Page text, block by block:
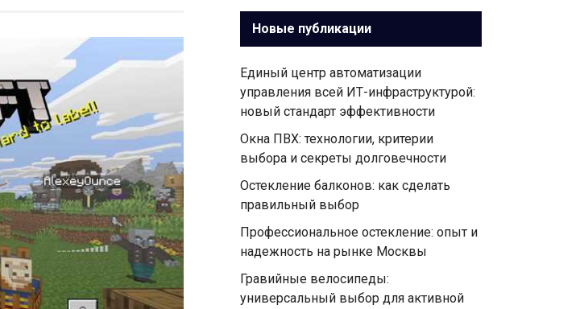
Новые публикации
Единый центр автоматизации
управления всей ИТ-инфраструктурой:
новый стандарт эффективности
Окна ПВХ: технологии, критерии
выбора и секреты долговечности
Остекление балконов: как сделать
правильный выбор
Профессиональное остекление: опыт и
надежность на рынке Москвы
Гравийные велосипеды:
универсальный выбор для активной